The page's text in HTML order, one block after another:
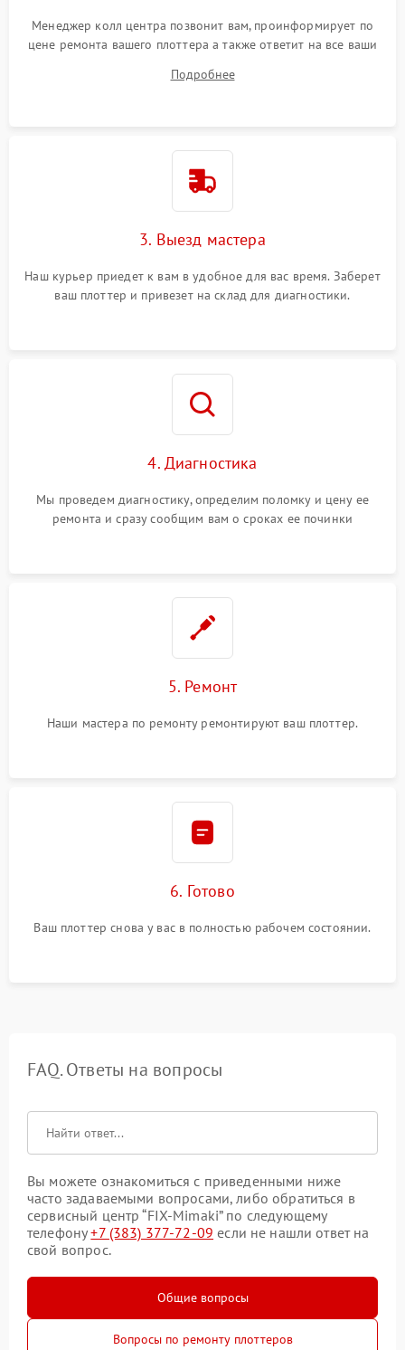
Менеджер колл центра позвонит вам, проинформирует по
цене ремонта вашего плоттера а также ответит на все ваши
Подробнее
3. Выезд мастера
Наш курьер приедет к вам в удобное для вас время. Заберет
ваш плоттер и привезет на склад для диагностики.
4. Диагностика
Мы проведем диагностику, определим поломку и цену ее
ремонта и сразу сообщим вам о сроках ее починки
5. Ремонт
Наши мастера по ремонту ремонтируют ваш плоттер.
6. Готово
Ваш плоттер снова у вас в полностью рабочем состоянии.
FAQ. Ответы на вопросы
Вы можете ознакомиться с приведенными ниже
часто задаваемыми вопросами, либо обратиться в
сервисный центр “FIX-Mimaki” по следующему
телефону+7 (383) 377-72-09 если не нашли ответ на
свой вопрос.
Общие вопросы
Вопросы по ремонту плоттеров